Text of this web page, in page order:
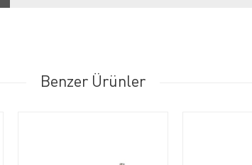
Benzer Ürünler